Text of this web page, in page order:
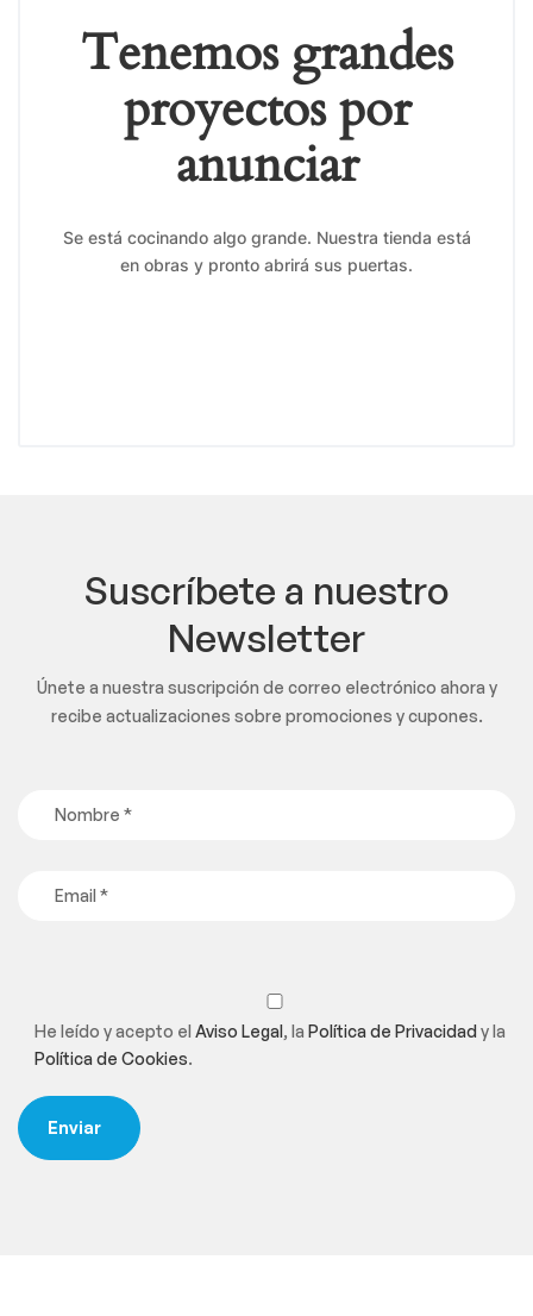
Tenemos grandes
proyectos por
anunciar
Se está cocinando algo grande. Nuestra tienda está
en obras y pronto abrirá sus puertas.
Suscríbete a nuestro
Newsletter
Únete a nuestra suscripción de correo electrónico ahora y
recibe actualizaciones sobre promociones y cupones.
He leído y acepto el Aviso Legal, la Política de Privacidady la
Política de Cookies.